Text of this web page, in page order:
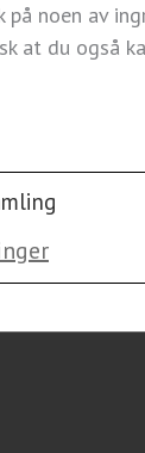
på noen av
at du også